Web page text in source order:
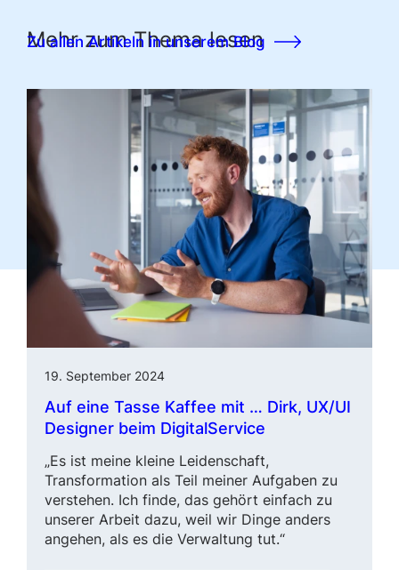
Mehr zum Thema lesen
Zu allen Artikeln in unserem Blog
19. September 2024
Auf eine Tasse Kaffee mit … Dirk, UX/UI
Designer beim DigitalService
„Es ist meine kleine Leidenschaft,
Transformation als Teil meiner Aufgaben zu
verstehen. Ich finde, das gehört einfach zu
unserer Arbeit dazu, weil wir Dinge anders
angehen, als es die Verwaltung tut.“